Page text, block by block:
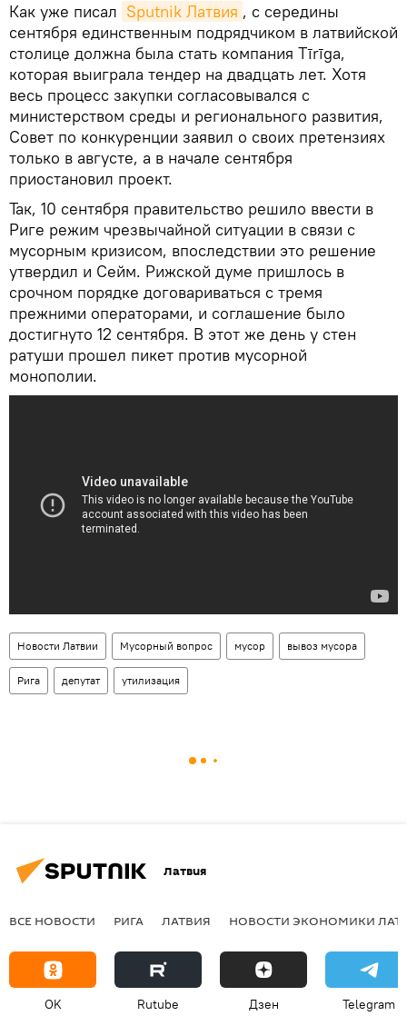
Как уже писал Sputnik Латвия , с середины
сентября единственным подрядчиком в латвийской
столице должна была стать компания Tīrīga,
которая выиграла тендер на двадцать лет. Хотя
весь процесс закупки согласовывался с
министерством среды и регионального развития,
Совет по конкуренции заявил о своих претензиях
только в августе, а в начале сентября
приостановил проект.
Так, 10 сентября правительство решило ввести в
Риге режим чрезвычайной ситуации в связи с
мусорным кризисом, впоследствии это решение
утвердил и Сейм. Рижской думе пришлось в
срочном порядке договариваться с тремя
прежними операторами, и соглашение было
достигнуто 12 сентября. В этот же день у стен
ратуши прошел пикет против мусорной
монополии.
Новости Латвии Мусорный вопрос мусор вывоз мусора
Рига депутат утилизация
Латвия
ВСЕ НОВОСТИ РИГА ЛАТВИЯ НОВОСТИ ЭКОНОМИКИ
OK Rutube Дзен Telegram